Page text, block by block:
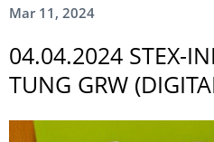
Mar 11, 2024
04.04.2024 STEX-
TUNG GRW